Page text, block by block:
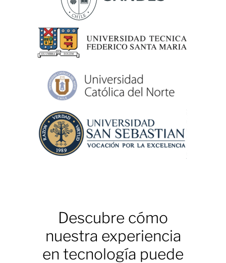
Descubre cómo
nuestra experiencia
en tecnología puede